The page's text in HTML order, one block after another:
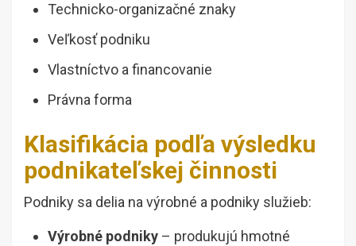
Technicko-organizačné znaky
Veľkosť podniku
Vlastníctvo a financovanie
Právna forma
Klasifikácia podľa výsledku
podnikateľskej činnosti
Podniky sa delia na výrobné a podniky služieb:
Výrobné podniky – produkujú hmotné